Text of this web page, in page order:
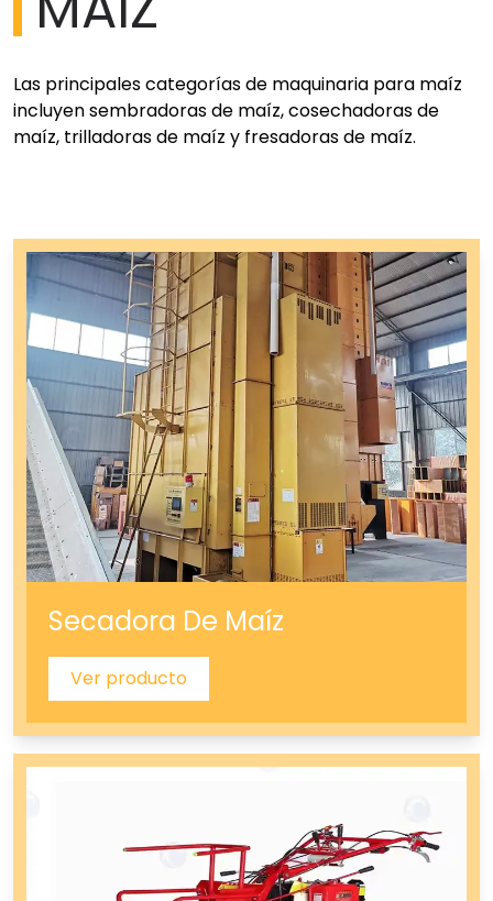
Las principales categorías de maquinaria para maíz
incluyen sembradoras de maíz, cosechadoras de
maíz, trilladoras de maíz y fresadoras de maíz.
Secadora De Maíz
Ver producto